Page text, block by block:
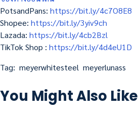
PotsandPans: https://bit.ly/4c7O8E8
Shopee: https://bit.ly/3yiv9ch
Lazada: https://bit.ly/4cb2Bzl
TikTok Shop : https://bit.ly/4d4eU1D
Tag: meyerwhitesteel meyerlunass
You Might Also Like